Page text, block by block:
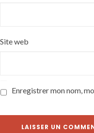
Site web
Enregistrer mon nom,